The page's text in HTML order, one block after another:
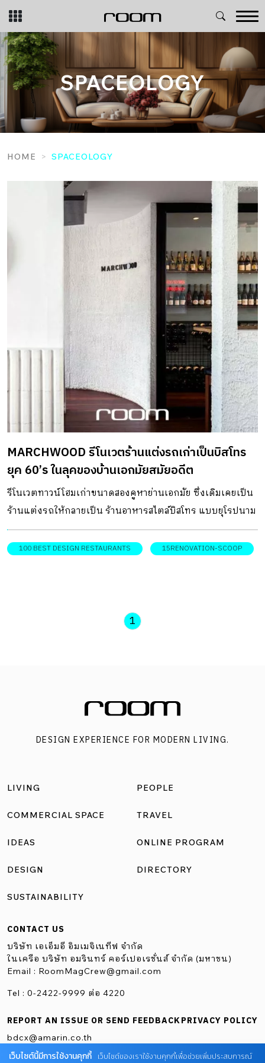
Skip
content
SPACEOLOGY
HOME SPACEOLOGY
MARCHWOOD รีโนเวตร้านแต่งรถเก่าเป็นบิสโทร
ยุค 60’s ในลุคของบ้านเอกมัยสมัยอดีต
รีโนเวตทาวน์โฮมเก่าขนาดสองคูหาย่านเอกมัย ซึ่งเดิมเคยเป็น
ร้านแต่งรถให้กลายเป็น ร้านอาหารสไตล์บิสโทร แบบยุโรปนาม
ว่า MARCHWOOD โดยภายในร้านยังคงโครงสร้างเดิมบางส่วนไว้
เสริมการตกแต่งด้วยวัสดุอย่างอิฐก่อผนังแบบลอนที่นิยมใช้ใน
ให้ร้านดูสว่าง ไม่อึดอัด จากระดับฝ้าเพดานเดิมที่ค่อนข้างเตี้ย
แบรนด์ Gadhouse และแผ่นเสียงเก่าสุดคลาสสิกไว้ให้ได้เลือก
เพิ่มเท็กซ์เจอร์ด้วยผนังฉาบแบบหยาบทำลายเข้าคู่กับอิฐแบบ
อิฐแบบลอนโค้งซึ่งเป็นวัสดุที่นิยมใช้กับบ้านเอกมัยในสมัยก่อน
ในส่วนต่าง ๆ ทั้งตัวเคาน์เตอร์บาร์และผนัง ที่ตั้ง 38 เอกมัย12
แขวงคลองตันเหนือ เขตวัฒนา กรุงเทพฯ เวลาทำการ วัน
-24.00 น. […]
100 BEST DESIGN RESTAURANTS 15RENOVATION-SCOOP
1
DESIGN EXPERIENCE FOR MODERN LIVING.
LIVING
COMMERCIAL SPACE
IDEAS
DESIGN
SUSTAINABILITY
PEOPLE
TRAVEL
ONLINE PROGRAM
DIRECTORY
CONTACT US
บริษัท เอเอ็มอี อิมเมจิเนทีฟ จำกัด
ในเครือ บริษัท อมรินทร์ คอร์เปอเรชั่นส์ จำกัด (มหาชน)
Email : RoomMagCrew@gmail.com
Tel : 0-2422-9999 ต่อ 4220
REPORT AN ISSUE OR SEND FEEDBACK
bdcx@amarin.co.th
PRIVACY POLICY
เว็บไซต์นี้มีการใช้งานคุกกี้ เว็บไซต์ของเราใช้งานคุกกี้เพื่อช่วยเพิ่มประสบการณ์